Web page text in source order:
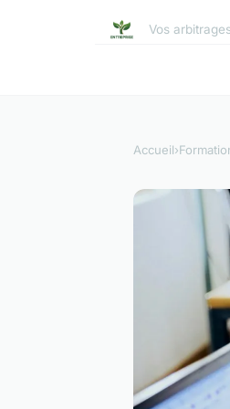
Vos
Accueil›